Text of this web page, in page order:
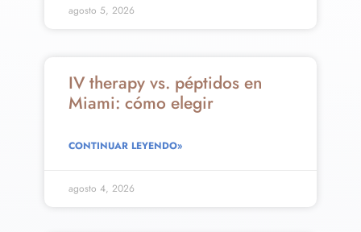
agosto 5, 2026
IV therapy vs. péptidos en
Miami: cómo elegir
CONTINUAR LEYENDO»
agosto 4, 2026